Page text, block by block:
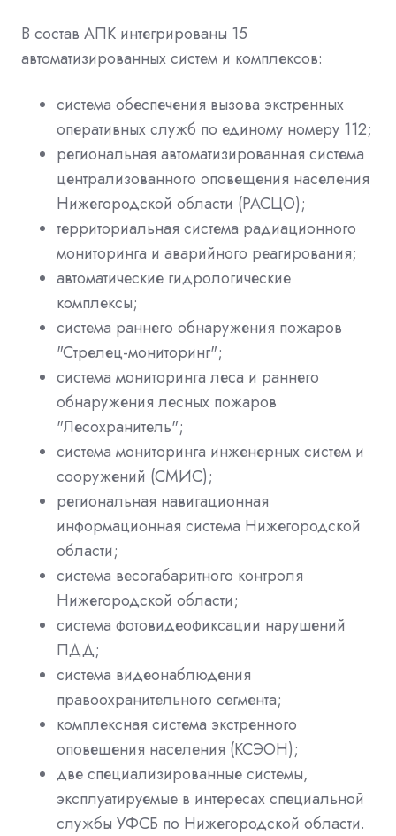
В состав АПК интегрированы 15
автоматизированных систем и комплексов:
cистема обеспечения вызова экстренных
оперативных служб по единому номеру 112;
региональная автоматизированная система
централизованного оповещения населения
Нижегородской области (РАСЦО);
территориальная система радиационного
мониторинга и аварийного реагирования;
автоматические гидрологические
комплексы;
система раннего обнаружения пожаров
"Стрелец-мониторинг";
система мониторинга леса и раннего
обнаружения лесных пожаров
"Лесохранитель";
система мониторинга инженерных систем и
сооружений (СМИС);
региональная навигационная
информационная система Нижегородской
области;
система весогабаритного контроля
Нижегородской области;
система фотовидеофиксации нарушений
ПДД;
система видеонаблюдения
правоохранительного сегмента;
комплексная система экстренного
оповещения населения (КСЭОН);
две специализированные системы,
эксплуатируемые в интересах специальной
службы УФСБ по Нижегородской области.